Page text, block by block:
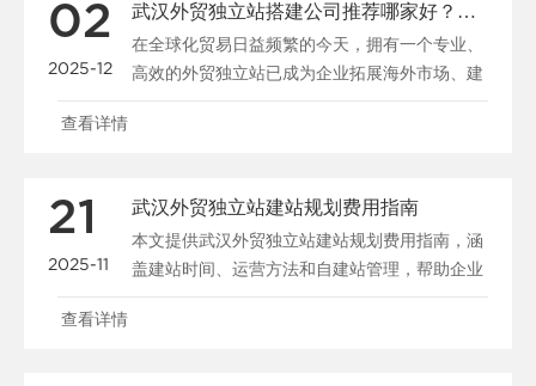
02
2025-12
武汉外贸独立站搭建公司推荐哪家好？费用与注意事项指南
在全球化贸易日益频繁的今天，拥有一个专业、
高效的外贸独立站已成为企业拓展海外市场、建
立品牌形象的关键......
查看详情
21
2025-11
武汉外贸独立站建站规划费用指南
本文提供武汉外贸独立站建站规划费用指南，涵
盖建站时间、运营方法和自建站管理，帮助企业
优化预算和策略。......
查看详情